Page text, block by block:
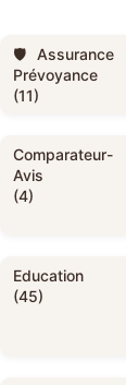
Assurance
Prévoyance
(11)
Comparateur-
Avis
(4)
Education
(45)